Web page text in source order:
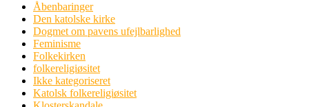
Åbenbaringer
Den katolske kirke
Dogmet om pavens ufejlbarlighed
Feminisme
Folkekirken
folkereligiøsitet
Ikke kategoriseret
Katolsk folkereligiøsitet